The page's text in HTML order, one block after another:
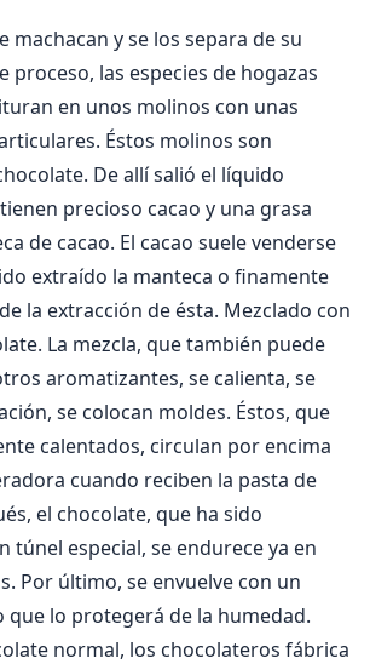
machacan y se los separa de su
proceso, las especies de hogazas
en unos molinos con unas
Éstos molinos son
De allí salió el líquido
precioso cacao y una grasa
de cacao. El cacao suele venderse
extraído la manteca o finamente
la extracción de ésta. Mezclado con
La mezcla, que también puede
aromatizantes, se calienta, se
se colocan moldes. Éstos, que
calentados, circulan por encima
cuando reciben la pasta de
el chocolate, que ha sido
túnel especial, se endurece ya en
Por último, se envuelve con un
que lo protegerá de la humedad.
normal, los chocolateros fábrica